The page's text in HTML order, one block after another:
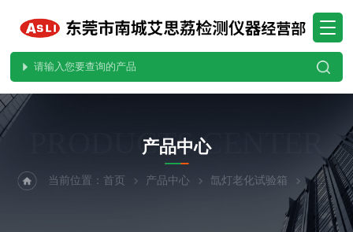
PRODUCTS CENTER
产品中心
当前位置：首页 产品中心 氙灯老化试验箱 氙灯紫